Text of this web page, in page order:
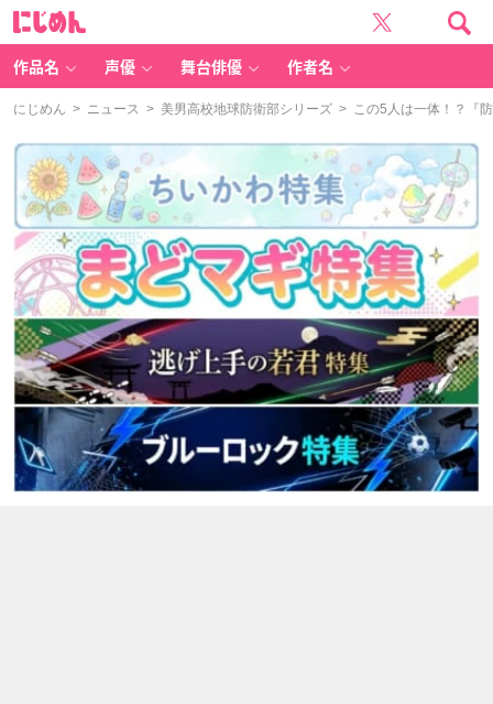
作品名 声優 舞台俳優 作者名
にじめん > ニュース > 美男高校地球防衛部シリーズ > この5人は一体！？『